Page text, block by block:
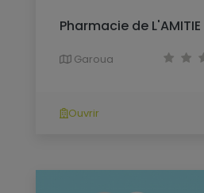
Pharmacie de L'AMITIE
Garoua
Ouvrir